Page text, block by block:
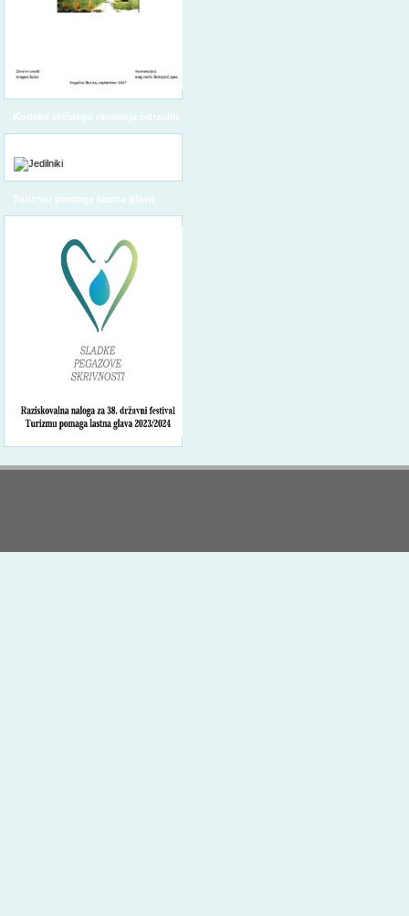
Kodeks etičnega ravnanja odraslih
Turizmu pomaga lastna glava